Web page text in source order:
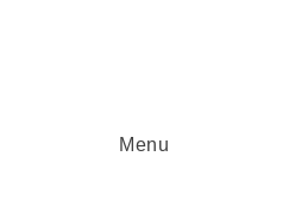
Menu